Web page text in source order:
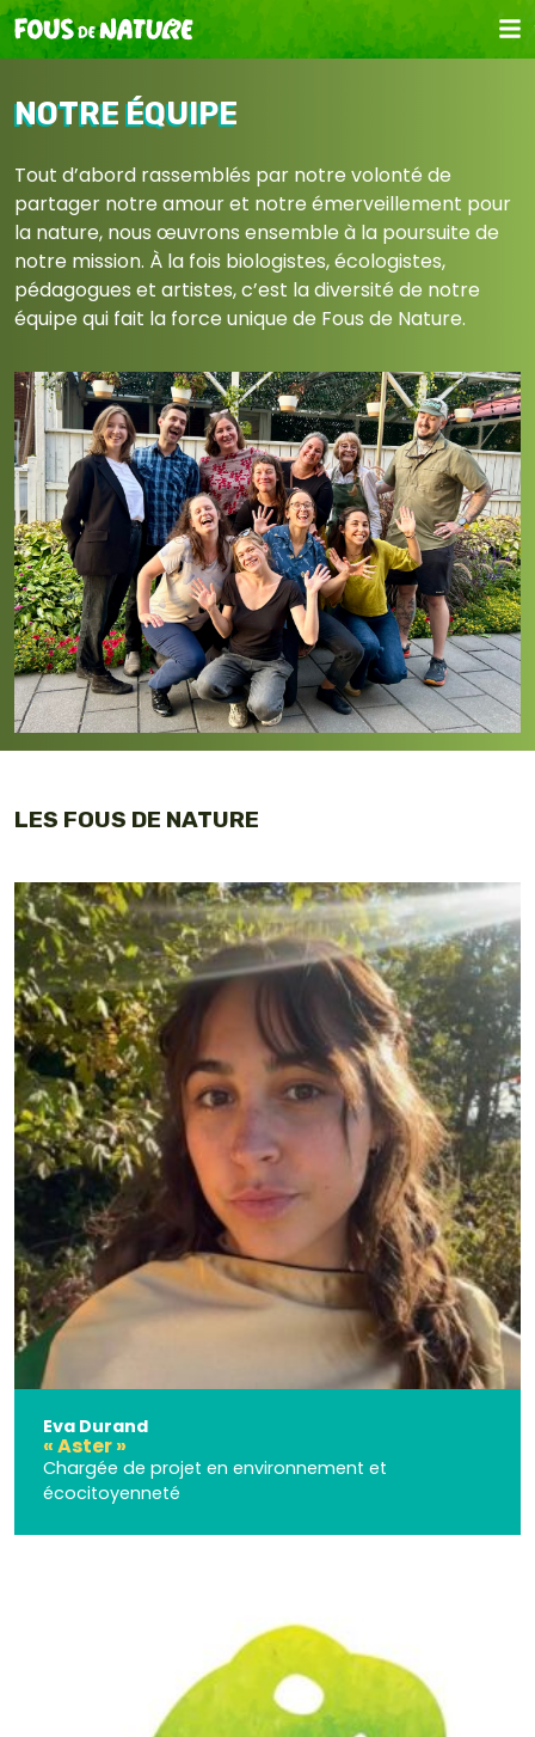
NOTRE ÉQUIPE
Tout d’abord rassemblés par notre volonté de
partager notre amour et notre émerveillement pour
la nature, nous œuvrons ensemble à la poursuite de
notre mission. À la fois biologistes, écologistes,
pédagogues et artistes, c’est la diversité de notre
équipe qui fait la force unique de Fous de Nature.
LES FOUS DE NATURE
Eva Durand
« Aster »
Chargée de projet en environnement et
écocitoyenneté